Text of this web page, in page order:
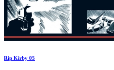
Rip Kirby 05